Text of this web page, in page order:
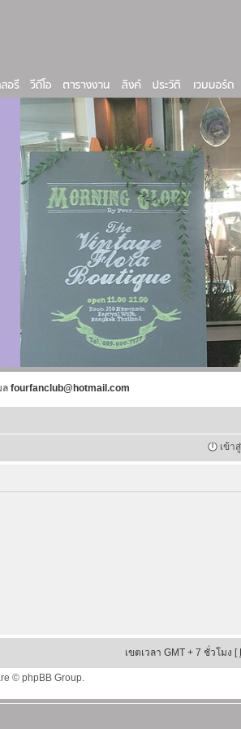
ล fourfanclub@hotmail.com
เข้า
เขตเวลา GMT + 7 ชั่วโมง [
© phpBB Group.